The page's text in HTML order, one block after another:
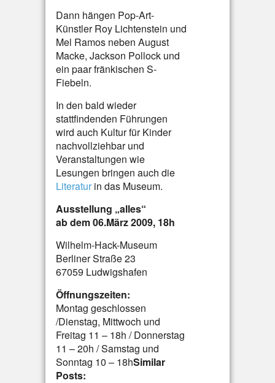
Dann hängen Pop-Art-
Künstler Roy Lichtenstein und
Mel Ramos neben August
Macke, Jackson Pollock und
ein paar fränkischen S-
Fiebeln.
In den bald wieder
stattfindenden Führungen
wird auch Kultur für Kinder
nachvollziehbar und
Veranstaltungen wie
Lesungen bringen auch die
Literatur in das Museum.
Ausstellung „alles“
ab dem 06.März 2009, 18h
Wilhelm-Hack-Museum
Berliner Straße 23
67059 Ludwigshafen
Öffnungszeiten:
Montag geschlossen
/Dienstag, Mittwoch und
Freitag 11 – 18h / Donnerstag
11 – 20h / Samstag und
Sonntag 10 – 18hSimilar
Posts: